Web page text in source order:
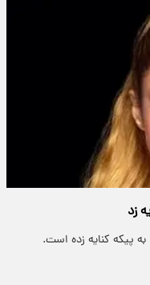
زد
پیکه کنایه زده است.